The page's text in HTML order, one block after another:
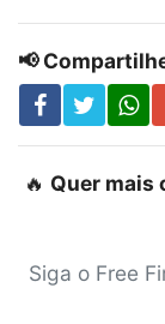
📢
🔥 Quer mais
Siga o Free